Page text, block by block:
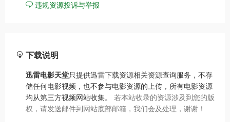
违规资源投诉与举报
下载说明
迅雷电影天堂只提供迅雷下载资源相关资源查询服务，不存
储任何电影视频，也不参与电影资源的上传，所有电影资源
均从第三方视频网站收集。 若本站收录的资源涉及到您的版
权，请发送邮件到网站底部邮箱，我们会及处理，谢谢！